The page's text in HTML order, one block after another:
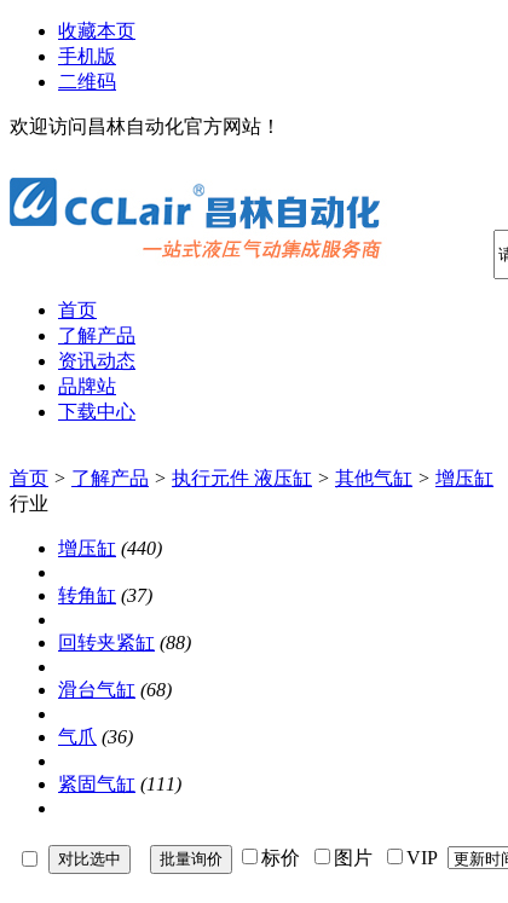
收藏本页
手机版
二维码
欢迎访问昌林自动化官方网站！
首页
了解产品
资讯动态
品牌站
下载中心
首页 > 了解产品 > 执行元件 液压缸 > 其他气缸 > 增压缸
行业
增压缸 (440)
转角缸 (37)
回转夹紧缸 (88)
滑台气缸 (68)
气爪 (36)
紧固气缸 (111)
标价 图片 VIP